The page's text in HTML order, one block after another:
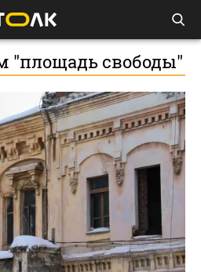
"площадь свободы"